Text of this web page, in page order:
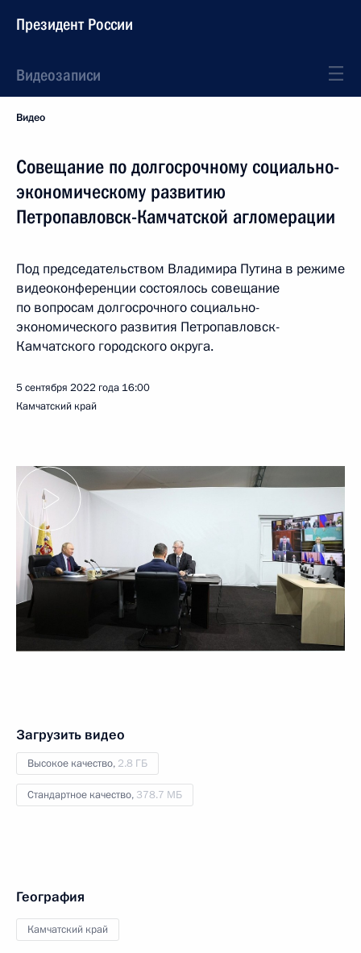
Президент России
Видеозаписи
Видео
Совещание по долгосрочному социально-
экономическому развитию
Петропавловск-Камчатской агломерации
Под председательством Владимира Путина в режиме
видеоконференции состоялось совещание
по вопросам долгосрочного социально-
экономического развития Петропавловск-
Камчатского городского округа.
5 сентября 2022 года 16:00
Камчатский край
Загрузить видео
Высокое качество, 2.8 ГБ
Стандартное качество, 378.7 МБ
География
Камчатский край